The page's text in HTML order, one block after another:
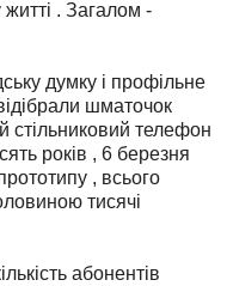
. Загалом -
думку і профільне
шматочок
стільниковий телефон
років , 6 березня
, всього
тисячі
абонентів